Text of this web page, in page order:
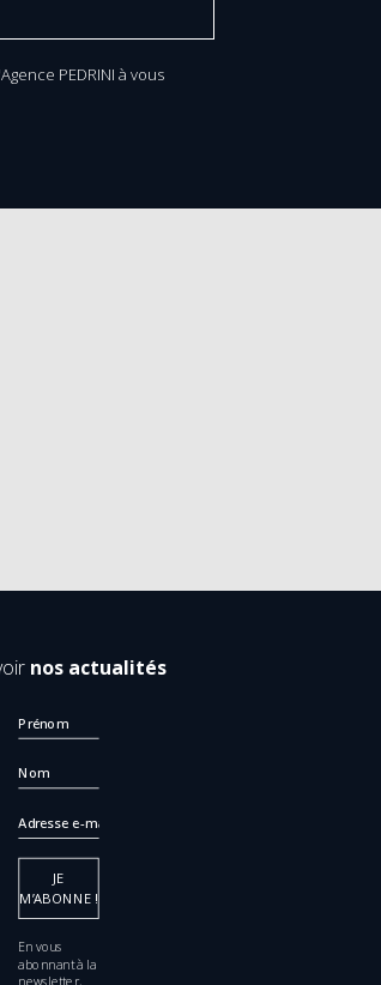
PEDRINI à vous
nos actualités
En vous
abonnant à la
newsletter,